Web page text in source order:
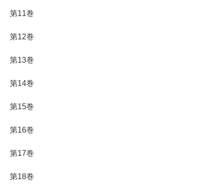
第11巻
第12巻
第13巻
第14巻
第15巻
第16巻
第17巻
第18巻